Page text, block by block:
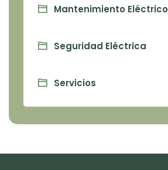
Mantenimiento Eléctrico
Seguridad Eléctrica
Servicios